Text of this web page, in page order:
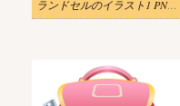
ランドセルのイラスト1 PNG透過